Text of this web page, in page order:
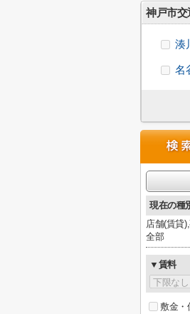
神戸市交
湊
名
現在の種
店舗(賃貸
全部
▼賃料
敷金・